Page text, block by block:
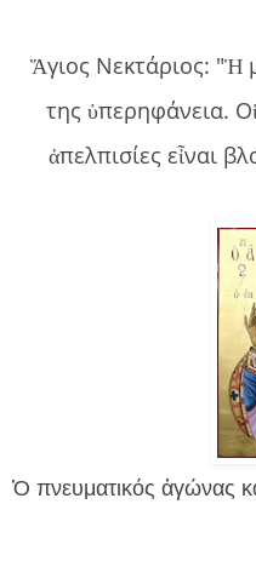
Ἅγιος Νεκτάριος: "Ἡ
της ὑπερηφάνεια.
ἀπελπισίες εἶναι
Ὁ πνευματικός ἀγώνας